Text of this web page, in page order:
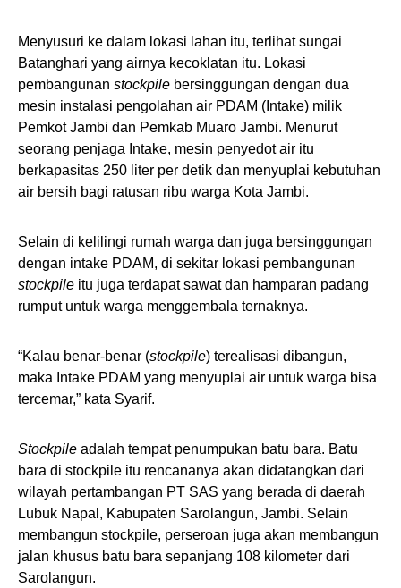
Menyusuri ke dalam lokasi lahan itu, terlihat sungai
Batanghari yang airnya kecoklatan itu. Lokasi
pembangunan stockpile bersinggungan dengan dua
mesin instalasi pengolahan air PDAM (Intake) milik
Pemkot Jambi dan Pemkab Muaro Jambi. Menurut
seorang penjaga Intake, mesin penyedot air itu
berkapasitas 250 liter per detik dan menyuplai kebutuhan
air bersih bagi ratusan ribu warga Kota Jambi.
Selain di kelilingi rumah warga dan juga bersinggungan
dengan intake PDAM, di sekitar lokasi pembangunan
stockpile itu juga terdapat sawat dan hamparan padang
rumput untuk warga menggembala ternaknya.
“Kalau benar-benar (stockpile) terealisasi dibangun,
maka Intake PDAM yang menyuplai air untuk warga bisa
tercemar,” kata Syarif.
Stockpile adalah tempat penumpukan batu bara. Batu
bara di stockpile itu rencananya akan didatangkan dari
wilayah pertambangan PT SAS yang berada di daerah
Lubuk Napal, Kabupaten Sarolangun, Jambi. Selain
membangun stockpile, perseroan juga akan membangun
jalan khusus batu bara sepanjang 108 kilometer dari
Sarolangun.